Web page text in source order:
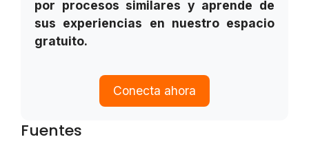
por procesos similares y aprende de
sus experiencias en nuestro espacio
gratuito.
Conecta ahora
Fuentes